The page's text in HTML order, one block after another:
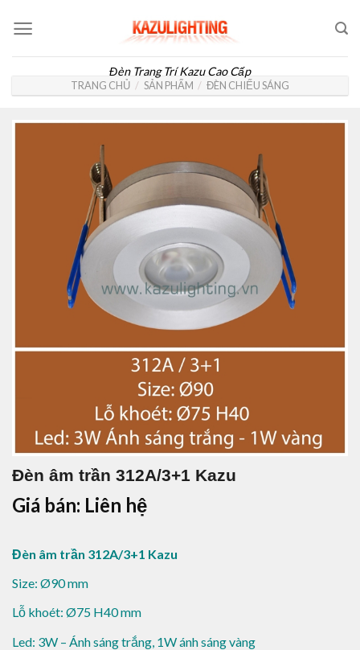
Đèn Trang Trí Kazu Cao Cấp
TRANG CHỦ / SẢN PHẨM / ĐÈN CHIẾU SÁNG
Đèn âm trần 312A/3+1 Kazu
Giá bán: Liên hệ
Đèn âm trần 312A/3+1 Kazu
Size: Ø90 mm
Lỗ khoét: Ø75 H40 mm
Led: 3W – Ánh sáng trắng, 1W ánh sáng vàng